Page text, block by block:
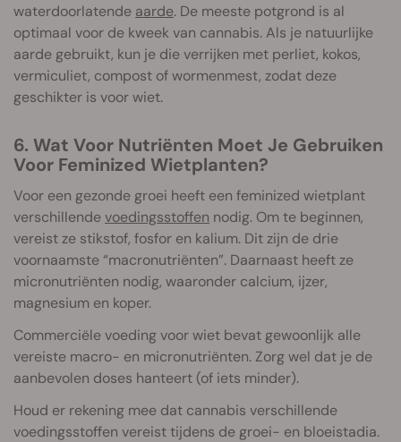
waterdoorlatende aarde. De meeste potgrond is al
optimaal voor de kweek van cannabis. Als je natuurlijke
aarde gebruikt, kun je die verrijken met perliet, kokos,
vermiculiet, compost of wormenmest, zodat deze
geschikter is voor wiet.
6. Wat Voor Nutriënten Moet Je Gebruiken
Voor Feminized Wietplanten?
Voor een gezonde groei heeft een feminized wietplant
verschillendevoedingsstoffen nodig. Om te beginnen,
vereist ze stikstof, fosfor en kalium. Dit zijn de drie
voornaamste “macronutriënten”. Daarnaast heeft ze
micronutriënten nodig, waaronder calcium, ijzer,
magnesium en koper.
Commerciële voeding voor wiet bevat gewoonlijk alle
vereiste macro- en micronutriënten. Zorg wel dat je de
aanbevolen doses hanteert (of iets minder).
Houd er rekening mee dat cannabis verschillende
voedingsstoffen vereist tijdens de groei- en bloeistadia.